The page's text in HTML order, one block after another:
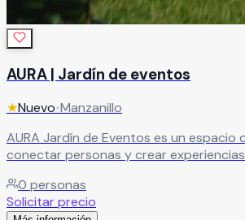
AURA | Jardín de eventos
★Nuevo•Manzanillo
AURA Jardín de Eventos es un espacio
conectar personas y crear
recinto es ideal para celebrar eventos
empresariales como bodas, XV años,
0 personas
Solicitar precio